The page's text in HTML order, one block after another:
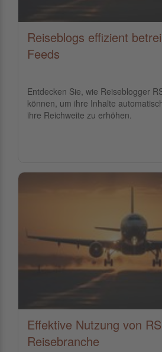
Reiseblogs effizient
Feeds
Entdecken Sie, wie Reiseblogger
können, um ihre Inhalte
ihre Reichweite zu erhöhen.
Effektive Nutzung von
Reisebranche